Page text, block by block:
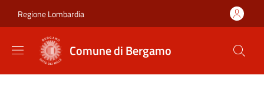
Regione Lombardia
Comune di Bergamo